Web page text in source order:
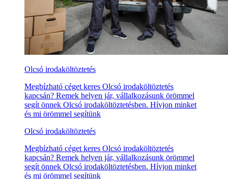
Olcsó irodaköltöztetés
Megbízható céget keres Olcsó irodaköltöztetés
kapcsán? Remek helyen jár, vállalkozásunk örömmel
segít önnek Olcsó irodaköltöztetésben. Hívjon minket
és mi örömmel segítünk
Olcsó irodaköltöztetés
Megbízható céget keres Olcsó irodaköltöztetés
kapcsán? Remek helyen jár, vállalkozásunk örömmel
segít önnek Olcsó irodaköltöztetésben. Hívjon minket
és mi örömmel segítünk